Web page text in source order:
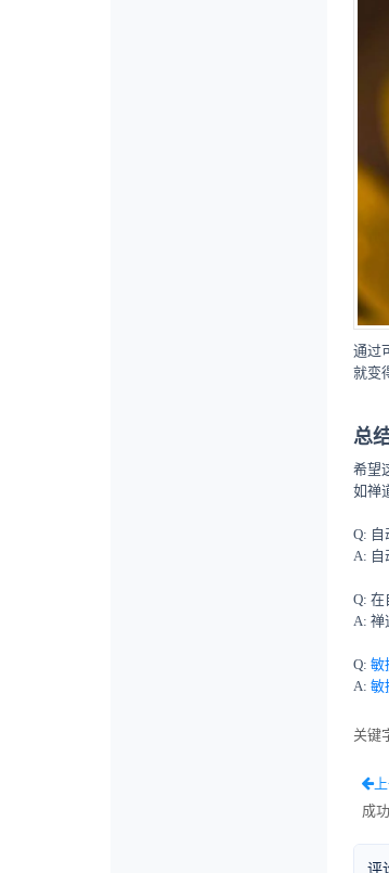
通过
就变
总
希望
如禅
Q: 自
A: 自
Q: 在
A: 禅
Q: 敏
A: 敏
关键
成
评